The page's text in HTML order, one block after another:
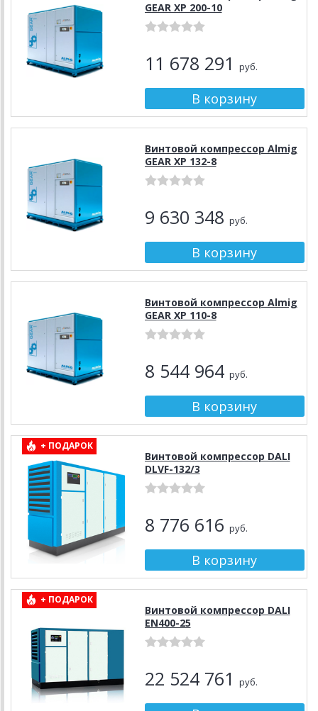
GEAR XP 200-10
11 678 291 руб.
Винтовой компрессор Almig
GEAR XP 132-8
9 630 348 руб.
Винтовой компрессор Almig
GEAR XP 110-8
8 544 964 руб.
+ ПОДАРОК
Винтовой компрессор DALI
DLVF-132/3
8 776 616 руб.
+ ПОДАРОК
Винтовой компрессор DALI
EN400-25
22 524 761 руб.